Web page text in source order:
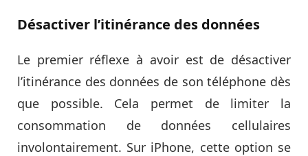
Désactiver l’itinérance des données
Le premier réflexe à avoir est de désactiver
l’itinérance des données de son téléphone dès
que possible. Cela permet de limiter la
consommation de données cellulaires
involontairement. Sur iPhone, cette option se